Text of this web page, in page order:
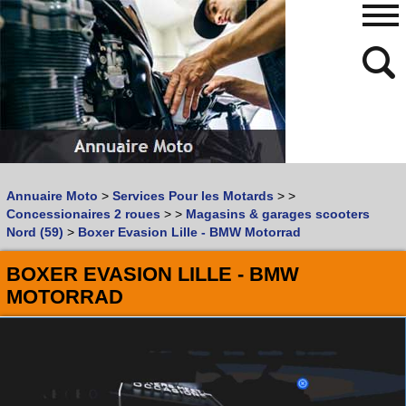
Vous recherchez un garage MOTOouSCOOTER
Quoi :
Où :
Trouver un garage Moto !
les bonnes adresses deL'ANNUAIRE MOTO & SCOOTER
480
768
Annuaire Moto > Services Pour les Motards > >
Concessionaires 2 roues > > Magasins & garages scooters
Nord (59) > Boxer Evasion Lille - BMW Motorrad
BOXER EVASION LILLE - BMW
MOTORRAD